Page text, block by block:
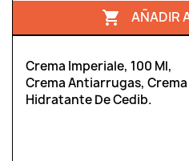
 AÑADIR
Crema Imperiale, 100 Ml,
Crema Antiarrugas, Crema
Hidratante De Cedib.